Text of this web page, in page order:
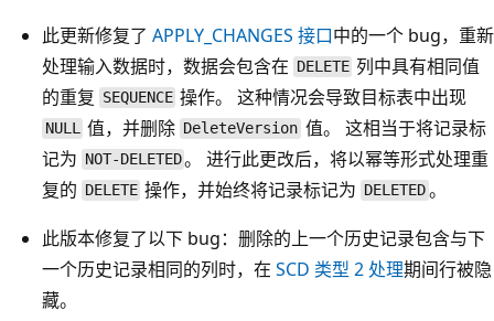
此更新修复了 APPLY_CHANGES 接口中的一个 bug，重新
处理输入数据时，数据会包含在 DELETE 列中具有相同值
的重复 SEQUENCE 操作。 这种情况会导致目标表中出现
NULL 值，并删除 DeleteVersion 值。 这相当于将记录标
记为 NOT-DELETED。 进行此更改后，将以幂等形式处理重
复的 DELETE 操作，并始终将记录标记为 DELETED。
此版本修复了以下 bug：删除的上一个历史记录包含与下
一个历史记录相同的列时，在 SCD 类型 2 处理期间行被隐
藏。